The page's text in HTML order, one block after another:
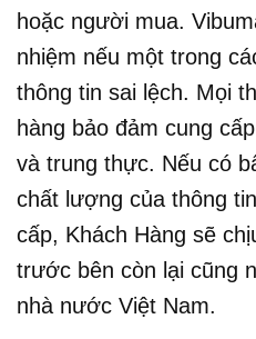
hoặc người mua.
nhiệm nếu một trong
thông tin sai lệch. Mọi
hàng bảo đảm cung
và trung thực. Nếu có
chất lượng của thông
cấp, Khách Hàng sẽ
trước bên còn lại cũng
nhà nước Việt Nam.